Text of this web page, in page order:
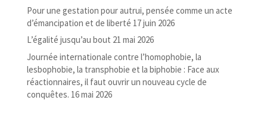
Pour une gestation pour autrui, pensée comme un acte
d’émancipation et de liberté 17 juin 2026
L’égalité jusqu’au bout 21 mai 2026
Journée internationale contre l’homophobie, la
lesbophobie, la transphobie et la biphobie : Face aux
réactionnaires, il faut ouvrir un nouveau cycle de
conquêtes. 16 mai 2026